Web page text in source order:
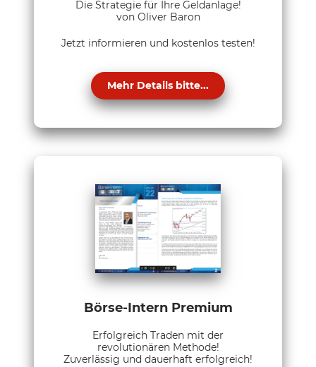
Die Strategie für Ihre Geldanlage!
von Oliver Baron
Jetzt informieren und kostenlos testen!
Mehr Details bitte...
Börse-Intern Premium
Erfolgreich Traden mit der
revolutionären Methode!
Zuverlässig und dauerhaft erfolgreich!